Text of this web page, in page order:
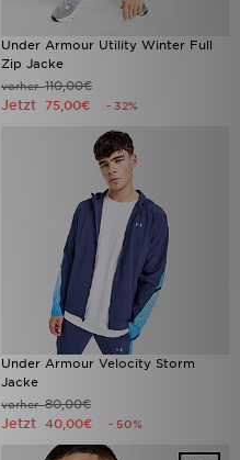
Under Armour Utility Winter Full
Zip Jacke
vorher110,00€
Jetzt 75,00€ - 32%
Under Armour Velocity Storm
Jacke
vorher80,00€
Jetzt 40,00€ - 50%